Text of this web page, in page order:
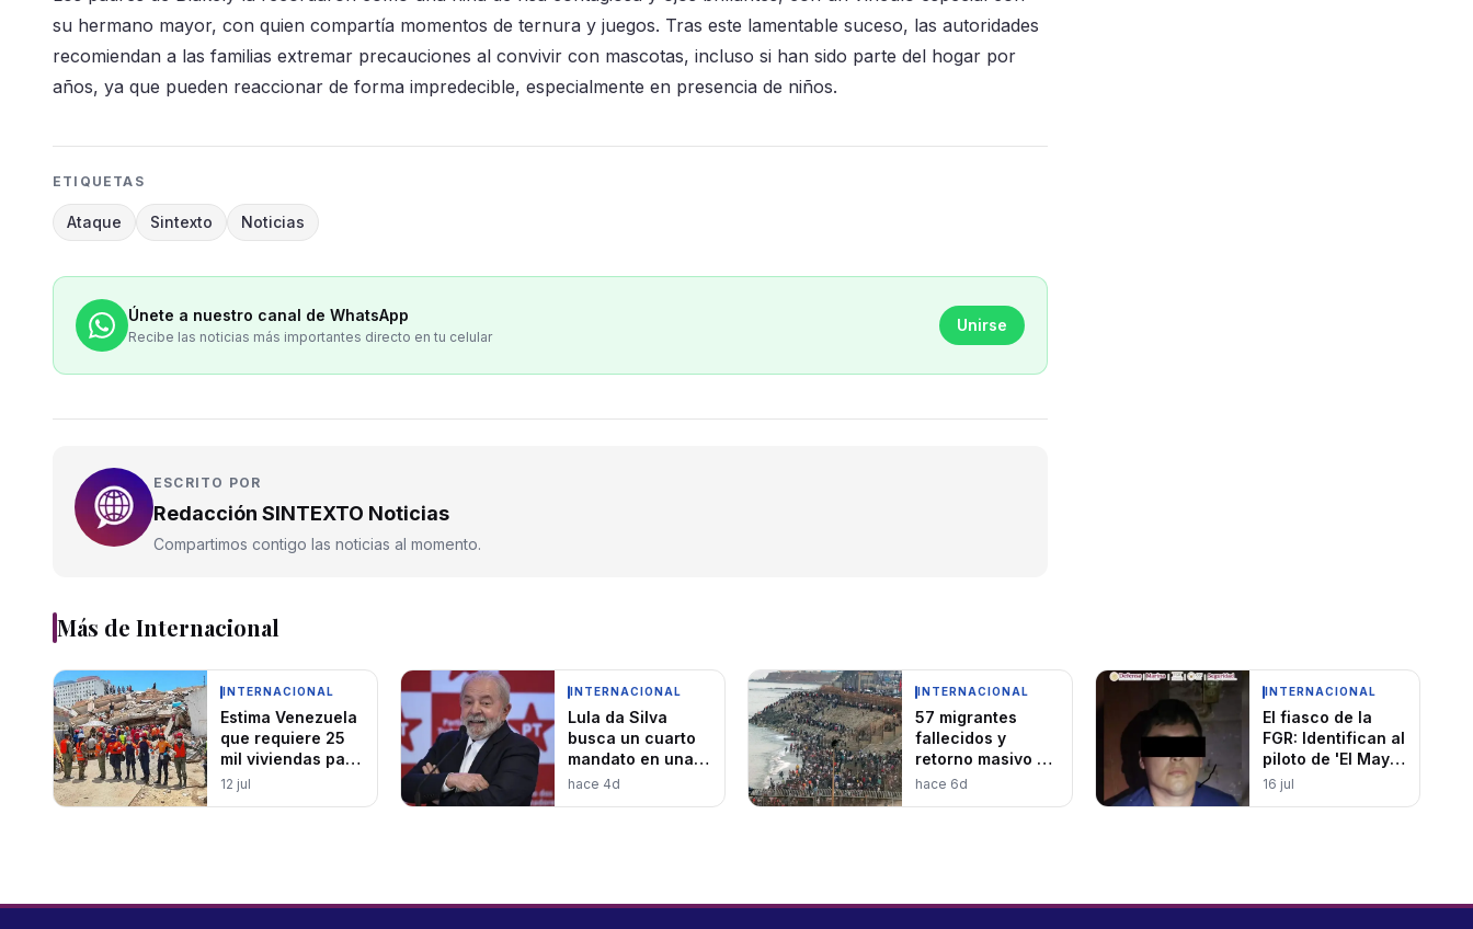
su hermano mayor, con quien compartía momentos de ternura y juegos. Tras este lamentable suceso, las autoridades
recomiendan a las familias extremar precauciones al convivir con mascotas, incluso si han sido parte del hogar por
años, ya que pueden reaccionar de forma impredecible, especialmente en presencia de niños.
ETIQUETAS
Ataque Sintexto Noticias
Únete a nuestro canal de WhatsApp
Recibe las noticias más importantes directo en tu celular
Unirse
ESCRITO POR
Redacción SINTEXTO Noticias
Compartimos contigo las noticias al momento.
Más de Internacional
INTERNACIONAL
Estima Venezuela
que requiere 25
mil viviendas para
damnificados
12 jul
INTERNACIONAL
Lula da Silva
busca un cuarto
mandato en una
América Latina
hace 4d
INTERNACIONAL
57 migrantes
fallecidos y
retorno masivo de
48,000 personas
hace 6d
INTERNACIONAL
El fiasco de la
FGR: Identifican al
piloto de 'El Mayo'
un año después
16 jul